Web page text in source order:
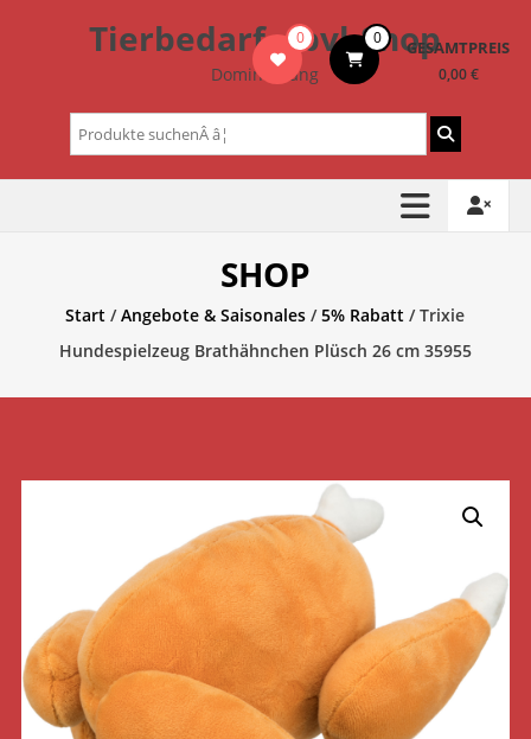
Tierbedarf – bvl-Shop
Dominik Lang
0 0 GESAMTPREIS
0,00 €
Suchen
nach:
SHOP
Start /Angebote & Saisonales /5% Rabatt / Trixie
Hundespielzeug Brathähnchen Plüsch 26 cm 35955